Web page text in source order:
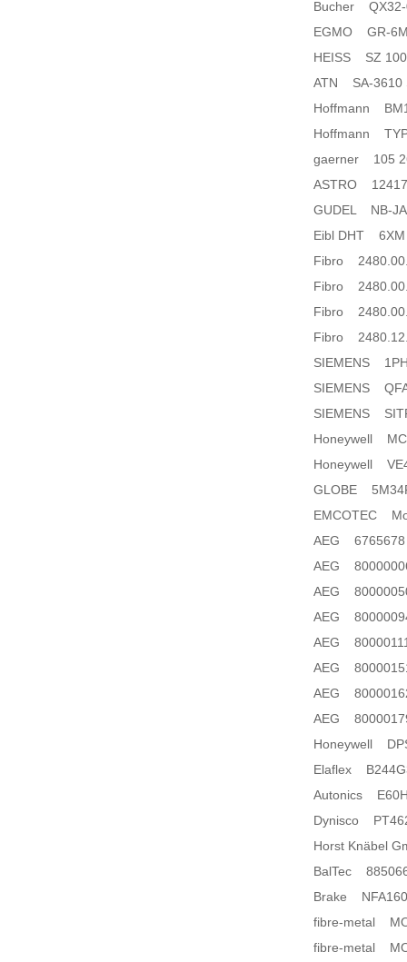
Bucher QX32-
EGMO GR-
HEISS SZ
ATN SA-3610
Hoffmann
Hoffmann
gaerner 105
ASTRO
GUDEL NB-
Eibl DHT 6XM
Fibro
Fibro
Fibro
Fibro
SIEMENS
SIEMENS
SIEMENS
Honeywell
Honeywell
GLOBE
EMCOTEC
AEG 6765678
AEG
AEG
AEG
AEG
AEG
AEG
AEG
Honeywell
Elaflex
Autonics
Dynisco
Horst Knäbel
BalTec
Brake
fibre-metal
fibre-metal